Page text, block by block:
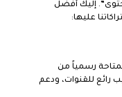
إليك أفضل
عليها:
رسمياً من
رائع للقنوات، ودعم